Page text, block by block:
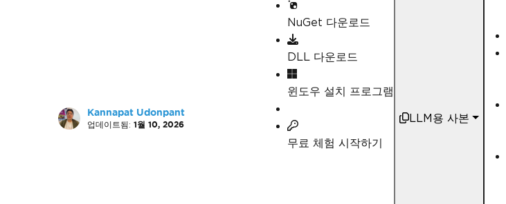
Kannapat Udonpant
업데이트됨: 1월 10, 2026
NuGet 다운로드
DLL 다운로드
윈도우 설치 프로그램
무료 체험 시작하기
LLM용 사본